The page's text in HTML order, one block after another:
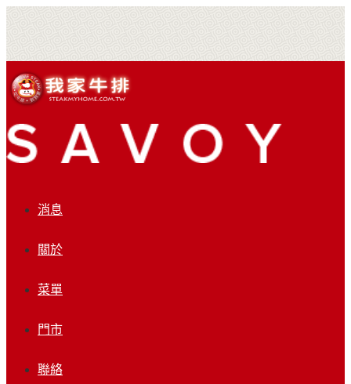
消息
關於
菜單
門市
聯絡